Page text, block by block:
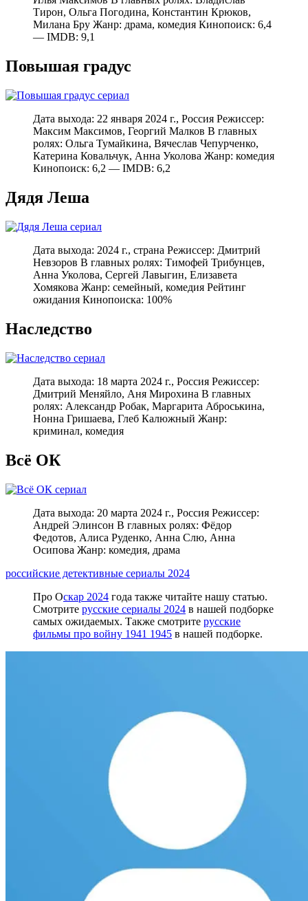
Тирон, Ольга Погодина, Константин Крюков,
Милана Бру Жанр: драма, комедия Кинопоиск: 6,4
— IMDB: 9,1
Повышая градус
Дата выхода: 22 января 2024 г., Россия Режиссер:
Максим Максимов, Георгий Малков В главных
ролях: Ольга Тумайкина, Вячеслав Чепурченко,
Катерина Ковальчук, Анна Уколова Жанр: комедия
Кинопоиск: 6,2 — IMDB: 6,2
Дядя Леша
Дата выхода: 2024 г., страна Режиссер: Дмитрий
Невзоров В главных ролях: Тимофей Трибунцев,
Анна Уколова, Сергей Лавыгин, Елизавета
Хомякова Жанр: семейный, комедия Рейтинг
ожидания Кинопоиска: 100%
Наследство
Дата выхода: 18 марта 2024 г., Россия Режиссер:
Дмитрий Меняйло, Аня Мирохина В главных
ролях: Александр Робак, Маргарита Аброськина,
Нонна Гришаева, Глеб Калюжный Жанр:
криминал, комедия
Всё ОК
Дата выхода: 20 марта 2024 г., Россия Режиссер:
Андрей Элинсон В главных ролях: Фёдор
Федотов, Алиса Руденко, Анна Слю, Анна
Осипова Жанр: комедия, драма
российские детективные сериалы 2024
Про Оскар 2024 года также читайте нашу статью.
Смотрите русские сериалы 2024 в нашей подборке
самых ожидаемых. Также смотрите русские
фильмы про войну 1941 1945 в нашей подборке.